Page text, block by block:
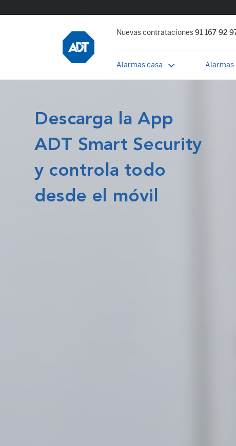
Nuevas contrataciones91 167 92
Alarmas casa Alarmas
Descarga la App
ADT Smart Security
y controla todo
desde el móvil